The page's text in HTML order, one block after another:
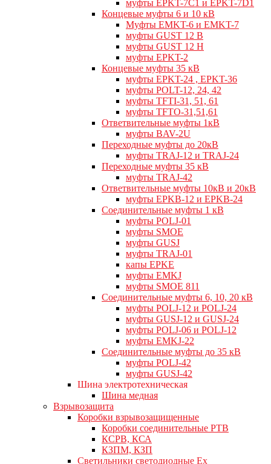
муфты EPKT-7C1 и EPKT-7D1
Концевые муфты 6 и 10 кВ
Муфты EMKT-6 и EMKT-7
муфты GUST 12 В
муфты GUST 12 Н
муфты EPKT-2
Концевые муфты 35 кВ
муфты EPKT-24 , EPKT-36
муфты POLT-12, 24, 42
муфты TFTI-31, 51, 61
муфты TFTO-31,51,61
Ответвительные муфты 1кВ
муфты BAV-2U
Переходные муфты до 20кВ
муфты TRAJ-12 и TRAJ-24
Переходные муфты 35 кВ
муфты TRAJ-42
Ответвительные муфты 10кВ и 20кВ
муфты EPKB-12 и EPKB-24
Cоединительные муфты 1 кВ
муфты POLJ-01
муфты SMOE
муфты GUSJ
муфты TRAJ-01
капы EPKE
муфты EMKJ
муфты SMOE 811
Соединительные муфты 6, 10, 20 кВ
муфты POLJ-12 и POLJ-24
муфты GUSJ-12 и GUSJ-24
муфты POLJ-06 и POLJ-12
муфты EMKJ-22
Соединительные муфты до 35 кВ
муфты POLJ-42
муфты GUSJ-42
Шина электротехническая
Шина медная
Взрывозащита
Коробки взрывозащищенные
Коробки соединительные РТВ
КСРВ, КСА
КЗПМ, КЗП
Светильники светодиодные Ex